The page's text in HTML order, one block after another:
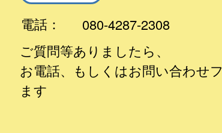
電話：
080-4287-2308
ご質問等ありましたら、
お電話、もしくはお問い合わせ
ます